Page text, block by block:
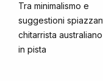
Tra minimalismo e
suggestioni
chitarrista
in pista